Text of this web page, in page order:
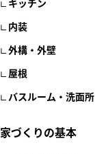
キッチン
内装
外構・外壁
屋根
バスルーム・洗面所
家づくりの基本